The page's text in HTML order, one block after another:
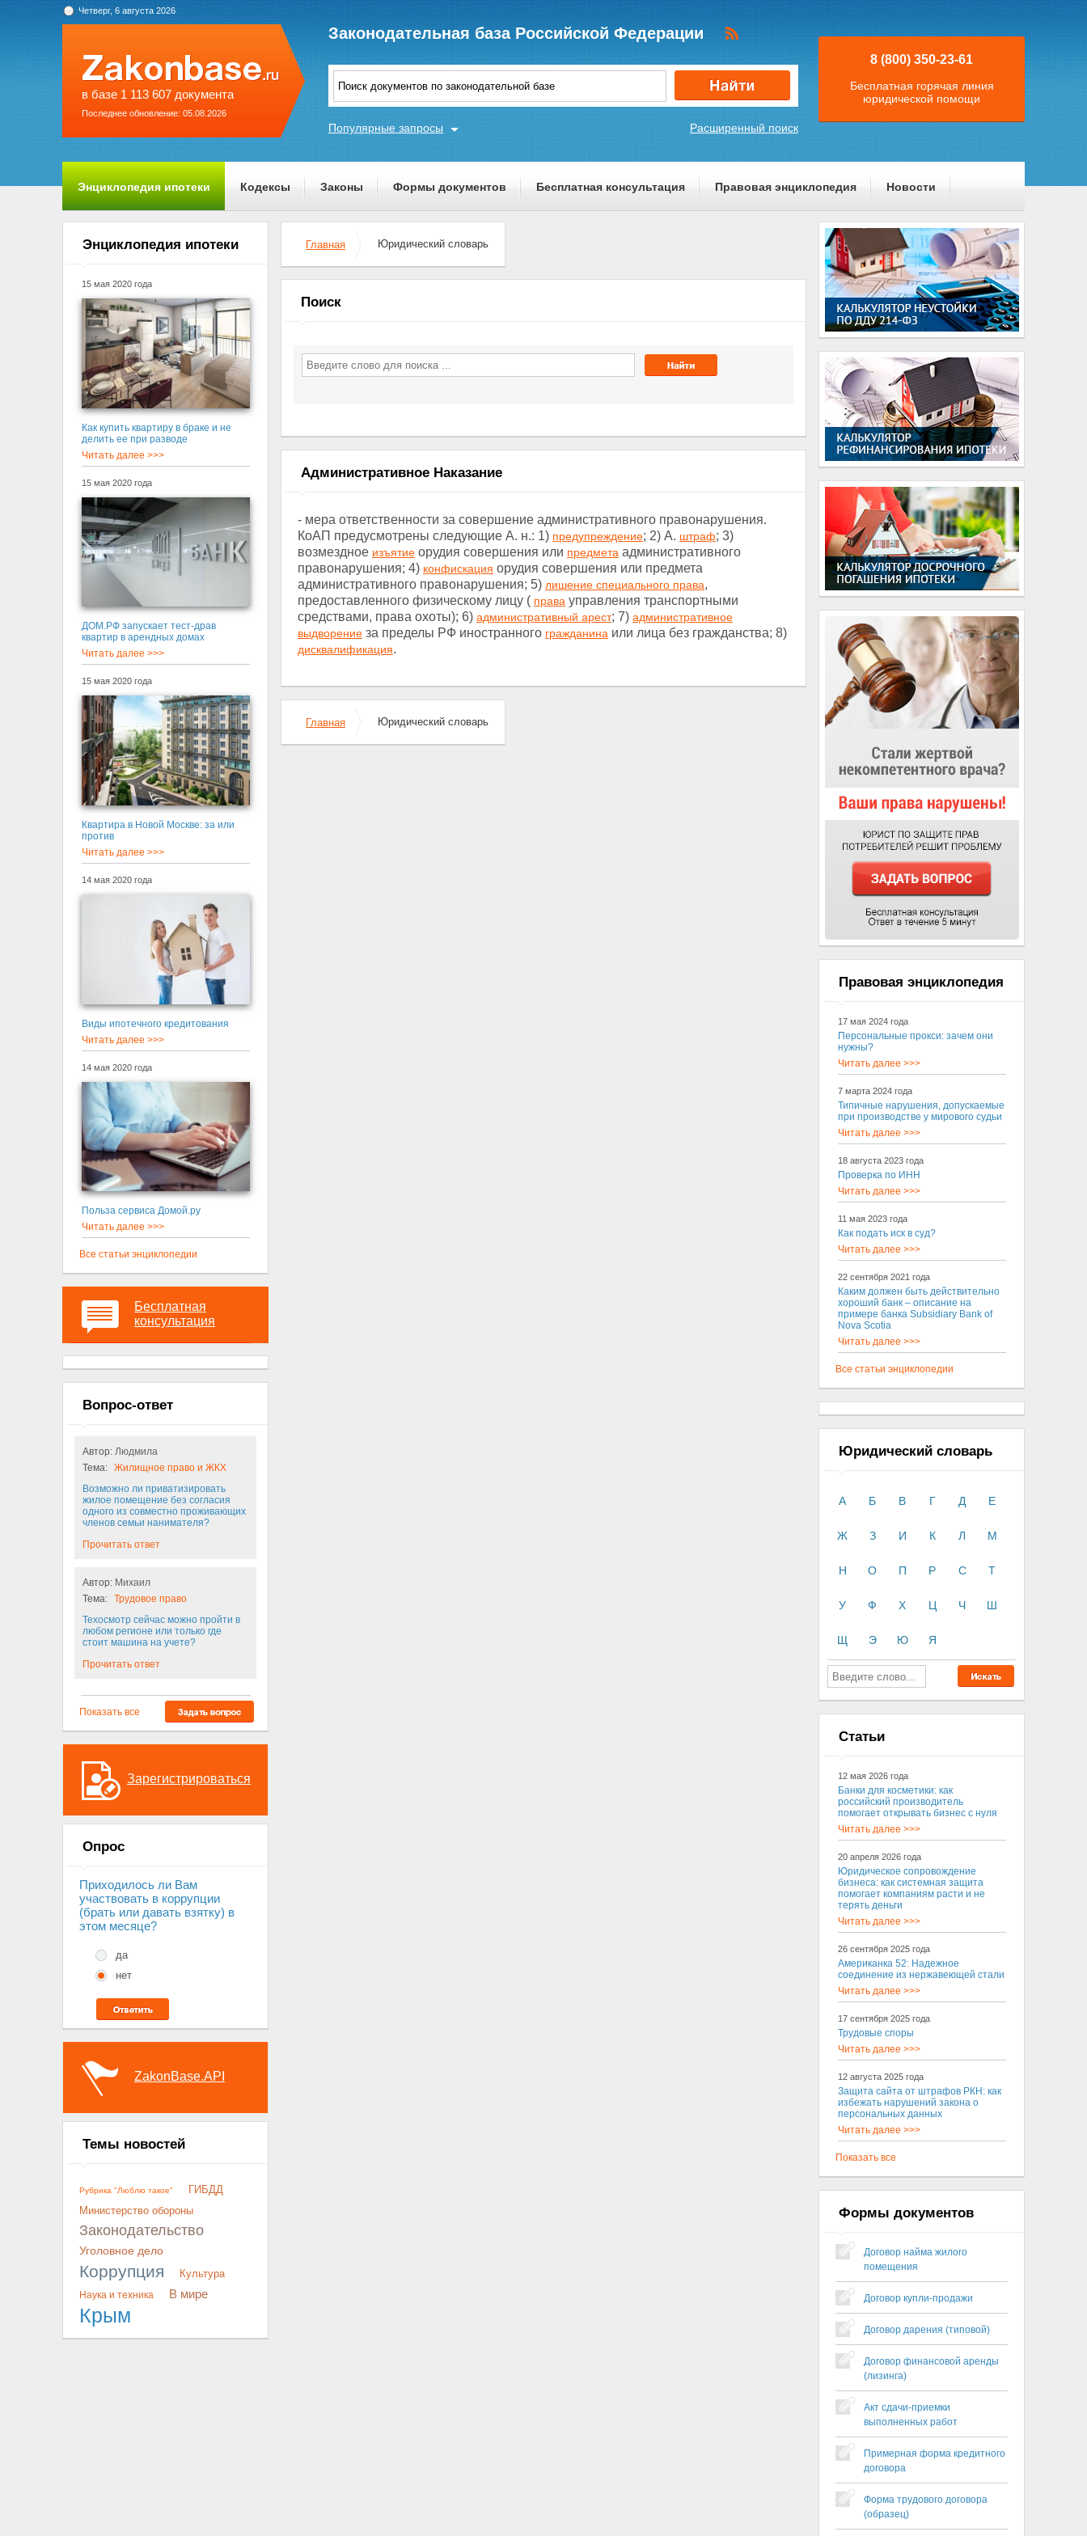
Четверг, 6 августа 2026
в базе 1 113 607 документа
Последнее обновление: 05.08.2026
Законодательная база Российской Федерации
Расширенный поиск
Популярные запросы
8 (800) 350-23-61
Бесплатная горячая линия
юридической помощи
Энциклопедия ипотеки Кодексы Законы Формы документов Бесплатная консультация Правовая энциклопедия Новости
О проекте
Энциклопедия ипотеки
15 мая 2020 года
Как купить квартиру в браке и не
делить ее при разводе
Читать далее >>>
15 мая 2020 года
ДОМ.РФ запускает тест-драв
квартир в арендных домах
Читать далее >>>
15 мая 2020 года
Квартира в Новой Москве: за или
против
Читать далее >>>
14 мая 2020 года
Виды ипотечного кредитования
Читать далее >>>
14 мая 2020 года
Польза сервиса Домой.ру
Читать далее >>>
Все статьи энциклопедии
Бесплатная
консультация
Вопрос-ответ
Автор: Людмила
Тема: Жилищное право и ЖКХ
Возможно ли приватизировать
жилое помещение без согласия
одного из совместно проживающих
членов семьи нанимателя?
Прочитать ответ
Автор: Михаил
Тема: Трудовое право
Техосмотр сейчас можно пройти в
любом регионе или только где
стоит машина на учете?
Прочитать ответ
Показать все
Зарегистрироваться
Опрос
Приходилось ли Вам
участвовать в коррупции
(брать или давать взятку) в
этом месяце?
да
нет
ZakonBase.API
Темы новостей
Рубрика "Люблю такое"
ГИБДД
Министерство обороны
Законодательство
Уголовное дело
Коррупция Культура
Наука и техника В мире
Крым
Главная Юридический словарь
Поиск
Административное Наказание
- мера ответственности за совершение административного правонарушения.
КоАП предусмотрены следующие А. н.: 1) предупреждение; 2) А. штраф; 3)
возмездное изъятие орудия совершения или предмета административного
правонарушения; 4) конфискация орудия совершения или предмета
административного правонарушения; 5) лишение специального права,
предоставленного физическому лицу ( права управления транспортными
средствами, права охоты); 6) административный арест; 7) административное
выдворение за пределы РФ иностранного гражданина или лица без гражданства; 8)
дисквалификация.
Главная Юридический словарь
Правовая энциклопедия
17 мая 2024 года
Персональные прокси: зачем они
нужны?
Читать далее >>>
7 марта 2024 года
Типичные нарушения, допускаемые
при производстве у мирового судьи
Читать далее >>>
18 августа 2023 года
Проверка по ИНН
Читать далее >>>
11 мая 2023 года
Как подать иск в суд?
Читать далее >>>
22 сентября 2021 года
Каким должен быть действительно
хороший банк – описание на
примере банка Subsidiary Bank of
Nova Scotia
Читать далее >>>
Все статьи энциклопедии
Юридический словарь
А Б В Г Д Е
Ж З И К Л М
Н О П Р С Т
У Ф Х Ц Ч Ш
Щ Э Ю Я
Статьи
12 мая 2026 года
Банки для косметики: как
российский производитель
помогает открывать бизнес с нуля
Читать далее >>>
20 апреля 2026 года
Юридическое сопровождение
бизнеса: как системная защита
помогает компаниям расти и не
терять деньги
Читать далее >>>
26 сентября 2025 года
Американка 52: Надежное
соединение из нержавеющей стали
Читать далее >>>
17 сентября 2025 года
Трудовые споры
Читать далее >>>
12 августа 2025 года
Защита сайта от штрафов РКН: как
избежать нарушений закона о
персональных данных
Читать далее >>>
Показать все
Формы документов
Договор найма жилого
помещения
Договор купли-продажи
Договор дарения (типовой)
Договор финансовой аренды
(лизинга)
Акт сдачи-приемки
выполненных работ
Примерная форма кредитного
договора
Форма трудового договора
(образец)